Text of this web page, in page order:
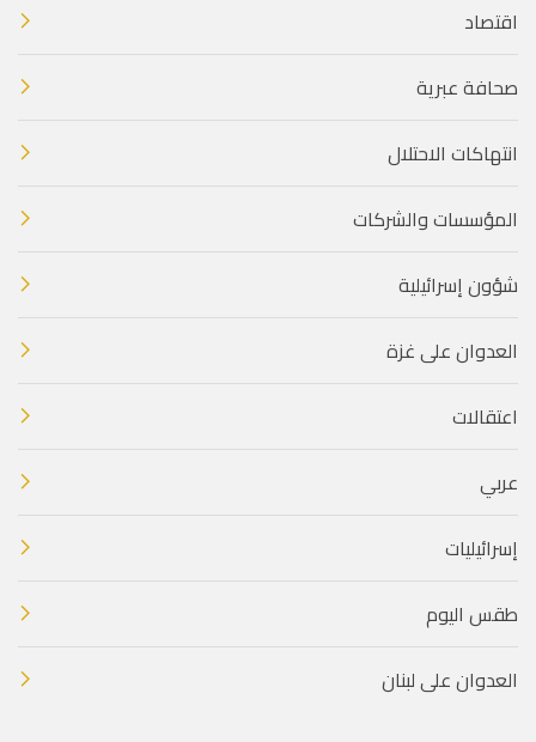
اقتصاد
صحافة عبرية
انتهاكات الاحتلال
المؤسسات والشركات
شؤون إسرائيلية
العدوان على غزة
اعتقالات
عربي
إسرائيليات
طقس اليوم
العدوان على لبنان